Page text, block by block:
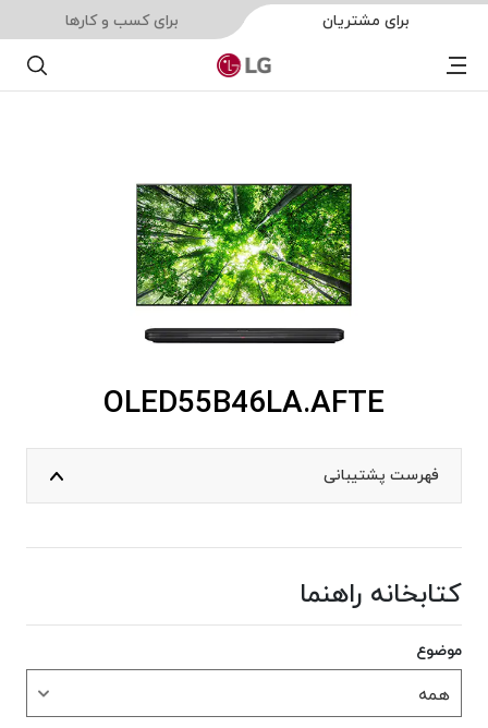
برای مشتریان برای کسب و کارها
Menu جستجو
OLED55B46LA.AFTE
فهرست پشتیبانی
کتابخانه راهنما
موضوع